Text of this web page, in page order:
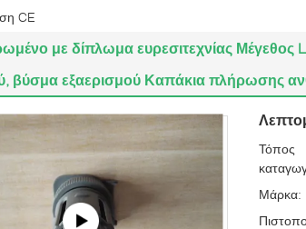
CE
με δίπλωμα ευρεσιτεχνίας
βύσμα εξαερισμού Καπάκια πλήρωσης
Τόπος
Μάρκα: